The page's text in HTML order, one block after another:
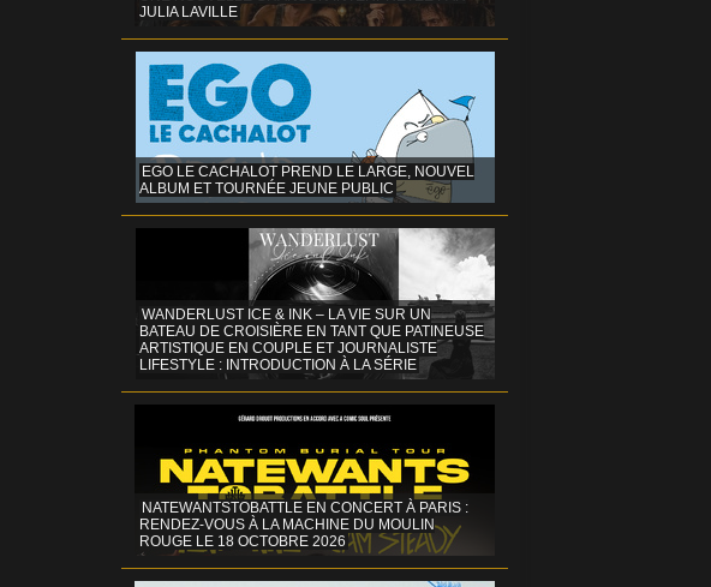
JULIA LAVILLE
EGO LE CACHALOT PREND LE LARGE, NOUVEL
ALBUM ET TOURNÉE JEUNE PUBLIC
WANDERLUST ICE & INK – LA VIE SUR UN
BATEAU DE CROISIÈRE EN TANT QUE PATINEUSE
ARTISTIQUE EN COUPLE ET JOURNALISTE
LIFESTYLE : INTRODUCTION À LA SÉRIE
NATEWANTSTOBATTLE EN CONCERT À PARIS :
RENDEZ-VOUS À LA MACHINE DU MOULIN
ROUGE LE 18 OCTOBRE 2026